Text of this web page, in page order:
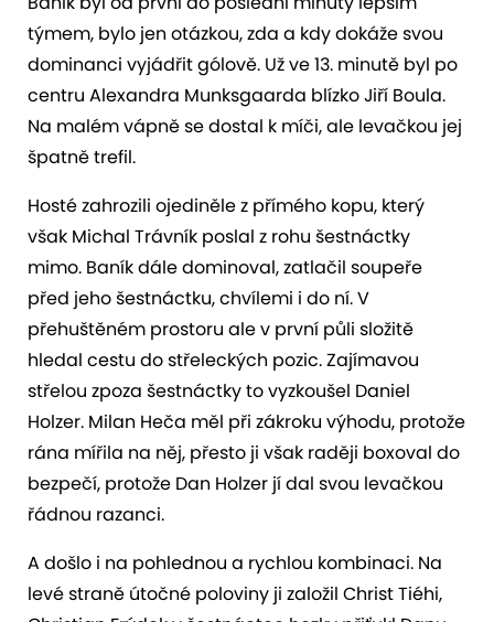
týmem, bylo jen otázkou, zda a kdy dokáže svou
dominanci vyjádřit gólově. Už ve 13. minutě byl po
centru Alexandra Munksgaarda blízko Jiří Boula.
Na malém vápně se dostal k míči, ale levačkou jej
špatně trefil.
Hosté zahrozili ojediněle z přímého kopu, který
však Michal Trávník poslal z rohu šestnáctky
mimo. Baník dále dominoval, zatlačil soupeře
před jeho šestnáctku, chvílemi i do ní. V
přehuštěném prostoru ale v první půli složitě
hledal cestu do střeleckých pozic. Zajímavou
střelou zpoza šestnáctky to vyzkoušel Daniel
Holzer. Milan Heča měl při zákroku výhodu, protože
rána mířila na něj, přesto ji však raději boxoval do
bezpečí, protože Dan Holzer jí dal svou levačkou
řádnou razanci.
A došlo i na pohlednou a rychlou kombinaci. Na
levé straně útočné poloviny ji založil Christ Tiéhi,